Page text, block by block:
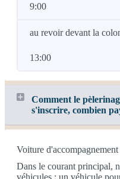
9:00
au revoir devant la
13:00
Comment le
s'inscrire, combien
Voiture d'accompagnement
Dans le courant principal,
véhicules : un véhicule